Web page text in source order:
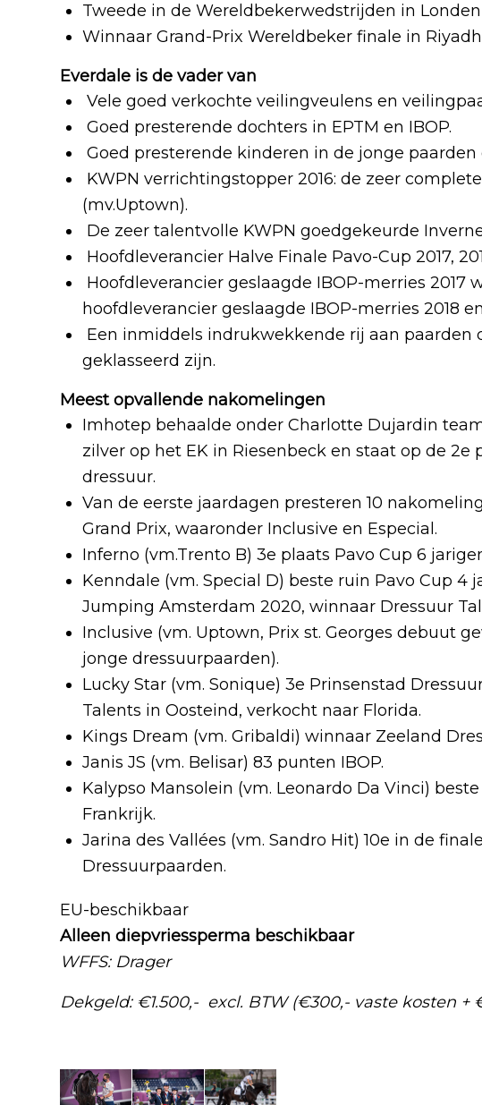
Tweede in de Wereldbekerwedstrijden in
Winnaar Grand-Prix Wereldbeker finale in
Everdale is de vader van
Vele goed verkochte veilingveulens en
Goed presterende dochters in EPTM en IBOP.
Goed presterende kinderen in de jonge paarden
KWPN verrichtingstopper 2016: de zeer
(mv.Uptown).
De zeer talentvolle KWPN goedgekeurde
Hoofdleverancier Halve Finale Pavo-Cup 2017,
Hoofdleverancier geslaagde IBOP-merries 2017
hoofdleverancier geslaagde IBOP-merries 2018
Een inmiddels indrukwekkende rij aan paarden
geklasseerd zijn.
Meest opvallende nakomelingen
Imhotep behaalde onder Charlotte Dujardin
zilver op het EK in Riesenbeck en staat op de 2e
dressuur.
Van de eerste jaardagen presteren 10
Grand Prix, waaronder Inclusive en Especial.
Inferno (vm.Trento B) 3e plaats Pavo Cup 6
Kenndale (vm. Special D) beste ruin Pavo Cup 4
Jumping Amsterdam 2020, winnaar Dressuur
Inclusive (vm. Uptown, Prix st. Georges debuut
jonge dressuurpaarden).
Lucky Star (vm. Sonique) 3e Prinsenstad
Talents in Oosteind, verkocht naar Florida.
Kings Dream (vm. Gribaldi) winnaar Zeeland
Janis JS (vm. Belisar) 83 punten IBOP.
Kalypso Mansolein (vm. Leonardo Da Vinci)
Frankrijk.
Jarina des Vallées (vm. Sandro Hit) 10e in de
Dressuurpaarden.
EU-beschikbaar
Alleen diepvriessperma beschikbaar
WFFS: Drager
Dekgeld: €1.500,- excl. BTW (€300,- vaste kosten +